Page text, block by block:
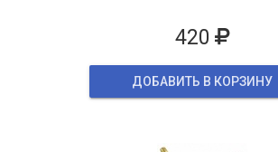
420
ДОБАВИТЬ В КОРЗИНУ